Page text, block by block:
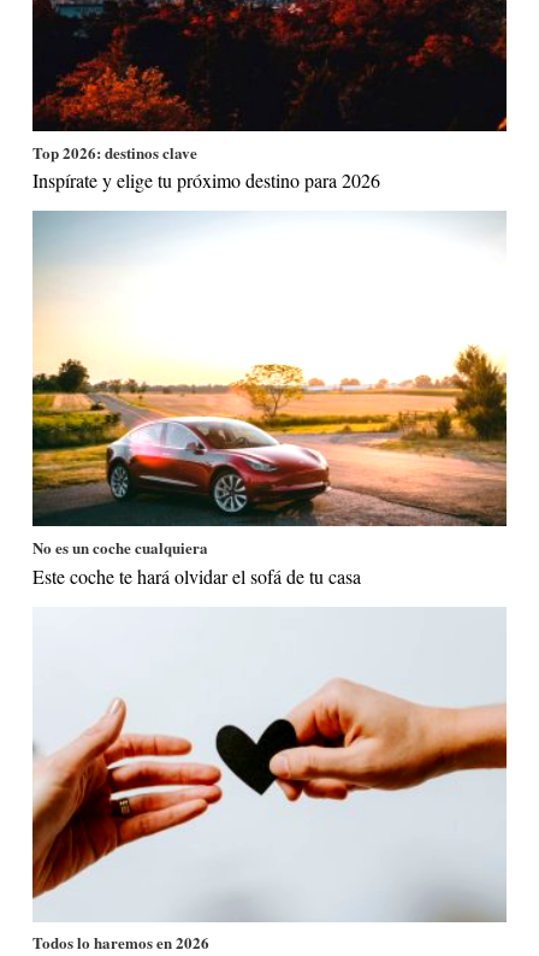
Top 2026: destinos clave
Inspírate y elige tu próximo destino para 2026
No es un coche cualquiera
Este coche te hará olvidar el sofá de tu casa
Todos lo haremos en 2026